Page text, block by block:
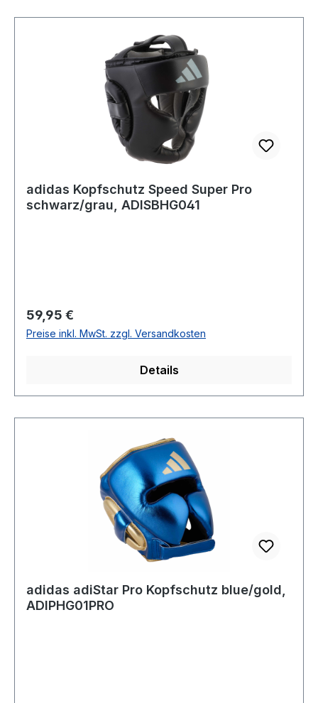
adidas Kopfschutz Speed Super Pro
schwarz/grau, ADISBHG041
Regulärer Preis:
59,95 €
Preise inkl. MwSt. zzgl. Versandkosten
Details
adidas adiStar Pro Kopfschutz blue/gold,
ADIPHG01PRO